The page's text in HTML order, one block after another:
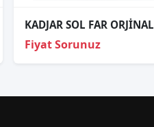
KADJAR SOL FAR ORJİNAL
Fiyat Sorunuz